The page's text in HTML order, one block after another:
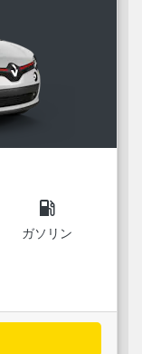
local_gas_station
ガソリン